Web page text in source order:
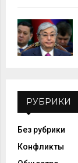
РУБРИКИ
Без рубрики
Конфликты